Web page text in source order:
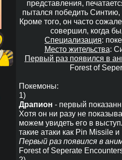
представления,
пытался победить
Кроме того, он часто
совершил, когда
Специализация:
Место жительства:
Первый раз появился в
Forest of
Покемоны:
1)
Драпион - первый
Хотя он ни разу не
можем увидеть его в
такие атаки как Pin Missile
Первый раз появился в
Forest of Seperate